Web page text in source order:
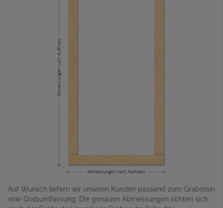
Auf Wunsch liefern wir unseren Kunden passend zum Grabstein
eine Grabumfassung. Die genauen Abmessungen richten sich